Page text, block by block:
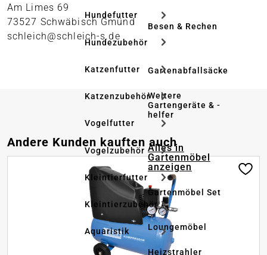
Hundefutter
Hundezubehör
Katzenfutter
Katzenzubehör
Vogelfutter
Vogelzubehör
Kleintierfutter
Kleintierzubehör
Aquaristik
Besen & Rechen
Gartenabfallsäcke
Weitere
Gartengeräte & -
helfer
Alles in
Gartenmöbel
anzeigen
Gartenmöbel Set
Loungemöbel
Heizstrahler
Am Limes 69
73527 Schwäbisch Gmünd
schleich@schleich-s.de
Produktgalerie überspringen
Andere Kunden kauften auch